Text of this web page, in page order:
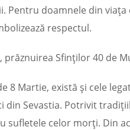
Pentru doamnele din
respectul.
Sfinților 40 de
8 Martie, există și cele
din Sevastia. Potrivit
sufletele celor morţi. Din